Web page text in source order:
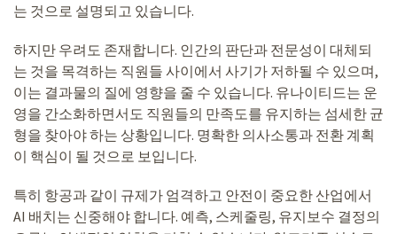
는 것으로 설명되고 있습니다.
하지만 우려도 존재합니다. 인간의 판단과 전문성이 대체되
는 것을 목격하는 직원들 사이에서 사기가 저하될 수 있으며,
이는 결과물의 질에 영향을 줄 수 있습니다. 유나이티드는 운
영을 간소화하면서도 직원들의 만족도를 유지하는 섬세한 균
형을 찾아야 하는 상황입니다. 명확한 의사소통과 전환 계획
이 핵심이 될 것으로 보입니다.
특히 항공과 같이 규제가 엄격하고 안전이 중요한 산업에서
AI 배치는 신중해야 합니다. 예측, 스케줄링, 유지보수 결정의